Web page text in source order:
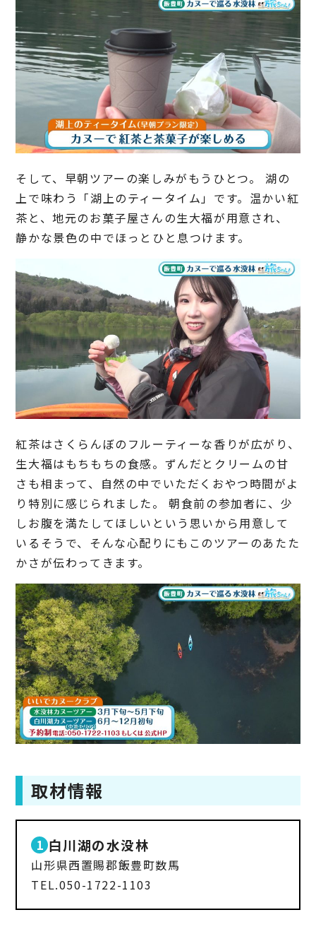
そして、早朝ツアーの楽しみがもうひとつ。 湖の
上で味わう「湖上のティータイム」です。温かい紅
茶と、地元のお菓子屋さんの生大福が用意され、
静かな景色の中でほっとひと息つけます。
紅茶はさくらんぼのフルーティーな香りが広がり、
生大福はもちもちの食感。ずんだとクリームの甘
さも相まって、自然の中でいただくおやつ時間がよ
り特別に感じられました。 朝食前の参加者に、少
しお腹を満たしてほしいという思いから用意して
いるそうで、そんな心配りにもこのツアーのあたた
かさが伝わってきます。
取材情報
白川湖の水没林
山形県西置賜郡飯豊町数馬
TEL.050-1722-1103